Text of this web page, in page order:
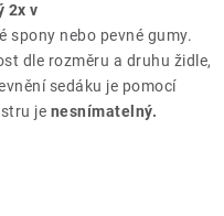
2x v
spony nebo pevné gumy.
dle rozměru a druhu židle,
sedáku je pomocí
je nesnímatelný.